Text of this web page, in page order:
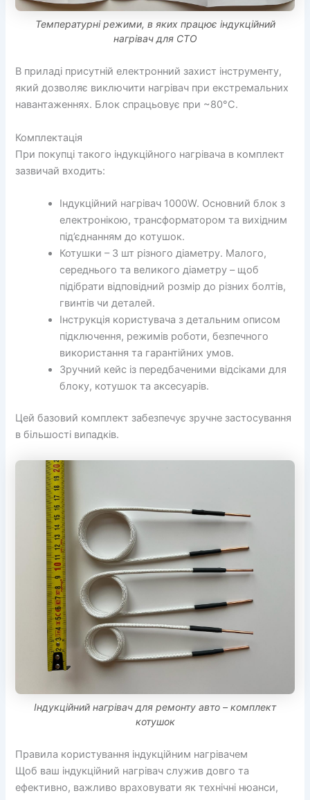
Температурні режими, в яких працює індукційний
нагрівач для СТО
В приладі присутній електронний захист інструменту,
який дозволяє виключити нагрівач при екстремальних
навантаженнях. Блок спрацьовує при ~80°C.
Комплектація
При покупці такого індукційного нагрівача в комплект
зазвичай входить:
Індукційний нагрівач 1000W. Основний блок з
електронікою, трансформатором та вихідним
під’єднанням до котушок.
Котушки – 3 шт різного діаметру. Малого,
середнього та великого діаметру – щоб
підібрати відповідний розмір до різних болтів,
гвинтів чи деталей.
Інструкція користувача з детальним описом
підключення, режимів роботи, безпечного
використання та гарантійних умов.
Зручний кейс із передбаченими відсіками для
блоку, котушок та аксесуарів.
Цей базовий комплект забезпечує зручне застосування
в більшості випадків.
Індукційний нагрівач для ремонту авто – комплект
котушок
Правила користування індукційним нагрівачем
Щоб ваш індукційний нагрівач служив довго та
ефективно, важливо враховувати як технічні нюанси,